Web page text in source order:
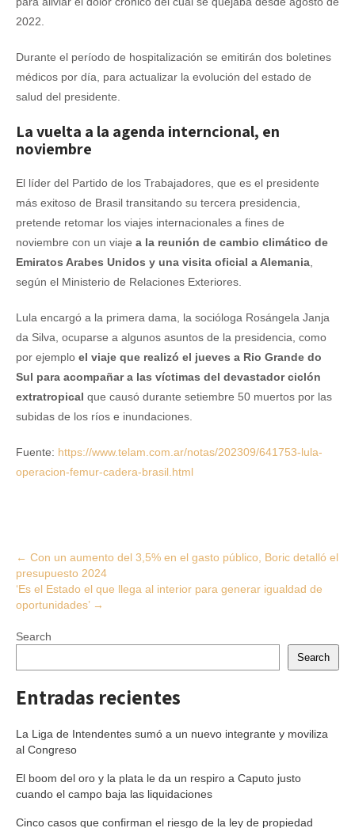
2022.
Durante el período de hospitalización se emitirán dos boletines
médicos por día, para actualizar la evolución del estado de
salud del presidente.
La vuelta a la agenda interncional, en
noviembre
El líder del Partido de los Trabajadores, que es el presidente
más exitoso de Brasil transitando su tercera presidencia,
pretende retomar los viajes internacionales a fines de
noviembre con un viaje a la reunión de cambio climático de
Emiratos Arabes Unidos y una visita oficial a Alemania
según el Ministerio de Relaciones Exteriores.
Lula encargó a la primera dama, la socióloga Rosángela Janja
da Silva, ocuparse a algunos asuntos de la presidencia, como
por ejemplo el viaje que realizó el jueves a Rio Grande do
Sul para acompañar a las víctimas del devastador ciclón
extratropical que causó durante setiembre 50 muertos por las
subidas de los ríos e inundaciones.
Fuente: https://www.telam.com.ar/notas/202309/641753-lula-
operacion-femur-cadera-brasil.html
Post
navigation
← Con un aumento del 3,5% en el gasto público, Boric detalló el
presupuesto 2024
‘Es el Estado el que llega al interior para generar igualdad de
oportunidades’ →
Search
Search
Entradas recientes
La Liga de Intendentes sumó a un nuevo integrante y moviliza
al Congreso
El boom del oro y la plata le da un respiro a Caputo justo
cuando el campo baja las liquidaciones
Cinco casos que confirman el riesgo de la ley de propiedad